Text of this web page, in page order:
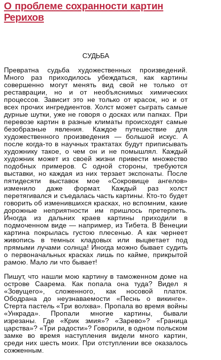
О проблеме сохранности картин
Рерихов
СУДЬБА
Превратна судьба художественных произведений.
Много раз приходилось убеждаться, как картины
совершенно могут менять вид свой не только от
реставрации, но и от необъяснимых химических
процессов. Зависит это не только от красок, но и от
всех прочих ингредиентов. Холст может сыграть самые
дурные шутки, уже не говоря о досках или папках. При
перевозе картин в разные климаты происходят самые
безобразные явления. Каждое путешествие для
художественного произведения — большой искус. А
после когда-то в научных трактатах будут приписывать
художнику такое, о чем он и не помышлял. Каждый
художник может из своей жизни привести множество
подобных примеров. С одной стороны, требуются
выставки, но каждая из них терзает экспонаты. После
пятидесяти выставок мое «Сокровище ангелов»
изменило даже формат. Каждый раз холст
перетягивался и съедалась часть картины. Кто-то будет
говорить об изменившихся красках, но вспомним, какие
дорожные неприятности им пришлось претерпеть.
Иногда из дальних краев картины приходили в
подмоченном виде — например, из Тибета. В Венеции
картина покрылась густою плесенью. А как чернеет
живопись в темных кладовых или выцветает под
прямыми лучами солнца! Иногда можно бывает судить
о первоначальных красках лишь по кайме, прикрытой
рамою. Мало ли что бывает!
Пишут, что нашли мою картину в таможенном доме на
острове Саарема. Как попала она туда? Видел я
«Зовущего», сложенного, как носовой платок.
Ободрана до неузнаваемости «Песнь о викинге».
Стерта пастель «Три волхва». Пропала во время войны
«Ункрада». Пропали многие картины, бывали
изрезаны. Где «Крик змия»? «Зарево»? «Граница
царства»? «Три радости»? Говорили, в одном польском
замке во время наступления видели много картин,
среди них шесть моих. При отступлении все оказалось
сожженным.